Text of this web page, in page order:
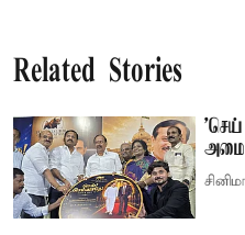
Related Stories
'செய்